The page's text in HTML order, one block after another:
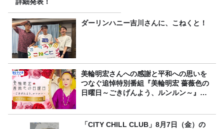
ダーリンハニー吉川さんに、こねくと！
美輪明宏さんへの感謝と平和への思いを
つなぐ追悼特別番組『美輪明宏 薔薇色の
日曜日～ごきげんよう、ルンルン～』
「CITY CHILL CLUB」8月7日（金）の